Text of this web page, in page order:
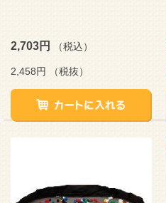
2,703円 （税込）
2,458円 （税抜）